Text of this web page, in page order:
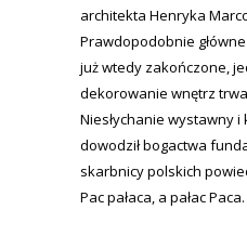
architekta Henryka
Prawdopodobnie
już wtedy zakończone,
dekorowanie wnętrz
Niesłychanie wystawny i
dowodził bogactwa
skarbnicy polskich
Pac pałaca, a pałac Paca.